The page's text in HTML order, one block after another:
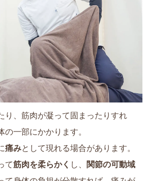
り、筋肉が凝って固まったりすれ
の一部にかかります。
痛みとして現れる場合があります。
て筋肉を柔らかく し、
関節の可動域